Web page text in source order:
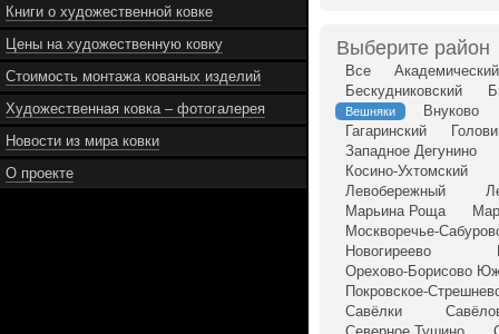
Книги о художественной ковке
Цены на художественную ковку
Стоимость монтажа кованых изделий
Художественная ковка – фотогалерея
Новости из мира ковки
О проекте
Выберите район
Все
Академический
Бескудниковский
Вешняки
Внуково
Гагаринский
Западное Дегунино
Косино-Ухтомский
Левобережный
Марьина Роща
Москворечье-
Новогиреево
Орехово-Борисово
Покровское-
Савёлки